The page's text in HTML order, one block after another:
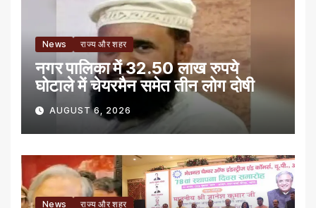
News राज्य और शहर
नगर पालिका में 32.50 लाख रुपये
घोटाले में चेयरमैन समेत तीन लोग दोषी
AUGUST 6, 2026
News राज्य और शहर